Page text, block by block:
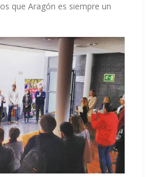
que Aragón es siempre un